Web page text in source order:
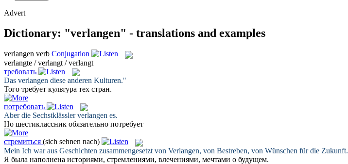
Advert
Dictionary: "verlangen" - translations and examples
verlangen verb Conjugation
verlangte / verlangt / verlangt
требовать
Das verlangen diese anderen Kulturen."
Того требует культура тех стран.
потребовать
Aber die Sechstklässlerverlangen es.
Но шестиклассник обязательно потребует
стремиться (sich sehnen nach)
Mein Ich war aus Geschichten zusammengesetzt von Verlangen, von Bestreben, von Wünschen für die Zukunft.
Я была наполнена историями, стремлениями, влечениями, мечтами о будущем.